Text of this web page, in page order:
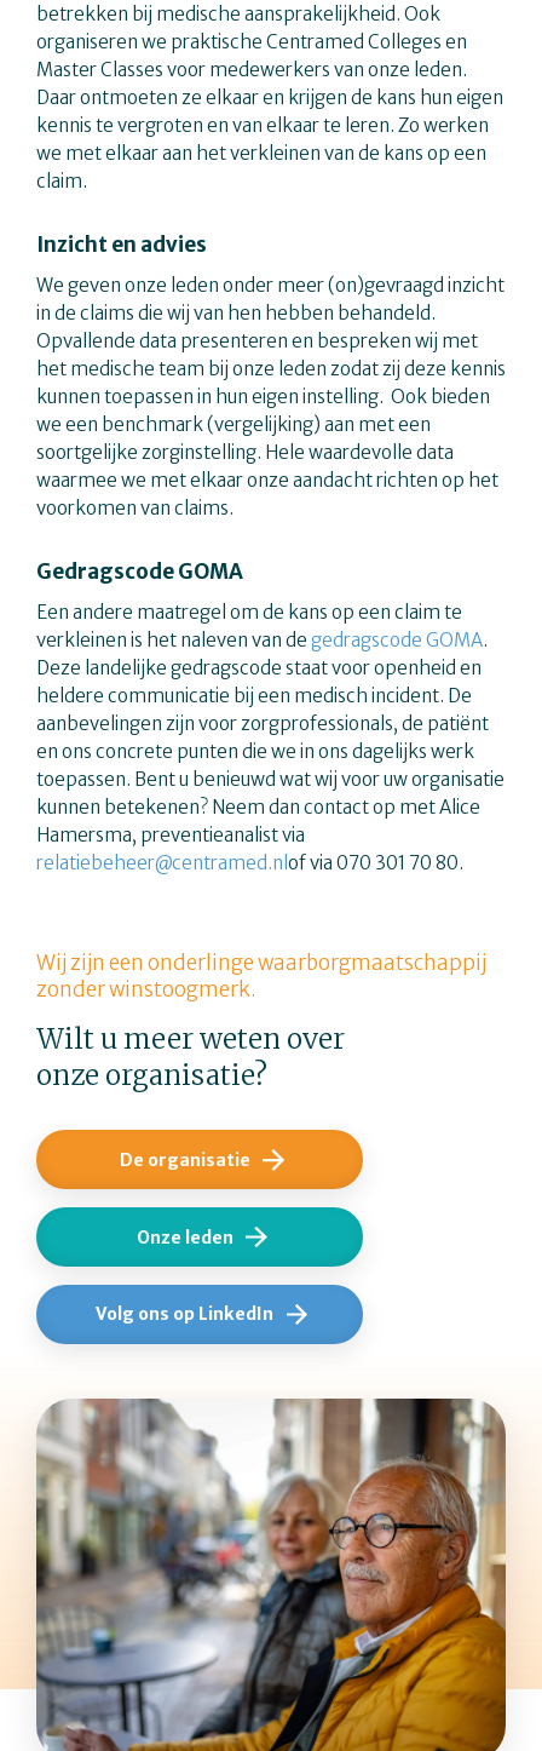
betrekken bij medische aansprakelijkheid. Ook
organiseren we praktische Centramed Colleges en
Master Classes voor medewerkers van onze leden.
Daar ontmoeten ze elkaar en krijgen de kans hun eigen
kennis te vergroten en van elkaar te leren. Zo werken
we met elkaar aan het verkleinen van de kans op een
claim.
Inzicht en advies
We geven onze leden onder meer (on)gevraagd inzicht
in de claims die wij van hen hebben behandeld.
Opvallende data presenteren en bespreken wij met
het medische team bij onze leden zodat zij deze kennis
kunnen toepassen in hun eigen instelling. Ook bieden
we een benchmark (vergelijking) aan met een
soortgelijke zorginstelling. Hele waardevolle data
waarmee we met elkaar onze aandacht richten op het
voorkomen van claims.
Gedragscode GOMA
Een andere maatregel om de kans op een claim te
verkleinen is het naleven van de gedragscode GOMA.
Deze landelijke gedragscode staat voor openheid en
heldere communicatie bij een medisch incident. De
aanbevelingen zijn voor zorgprofessionals, de patiënt
en ons concrete punten die we in ons dagelijks werk
toepassen. Bent u benieuwd wat wij voor uw organisatie
kunnen betekenen? Neem dan contact op met Alice
Hamersma, preventieanalist via
relatiebeheer@centramed.nl of via 070 301 70 80.
Wij zijn een onderlinge waarborgmaatschappij
zonder winstoogmerk.
Wilt u meer weten over
onze organisatie?
De organisatie
Onze leden
Volg ons op LinkedIn